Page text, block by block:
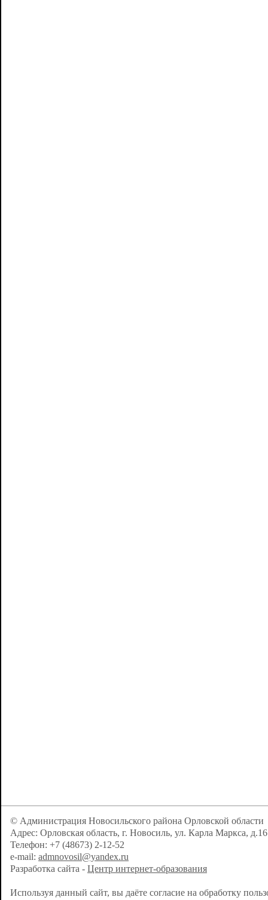
© Администрация Новосильского района Орловской области
Адрес: Орловская область, г. Новосиль, ул. Карла Маркса, д.16
Телефон: +7 (48673) 2-12-52
e-mail: admnovosil@yandex.ru
Разработка сайта - Центр интернет-образования
Используя данный сайт, вы даёте согласие на обработку